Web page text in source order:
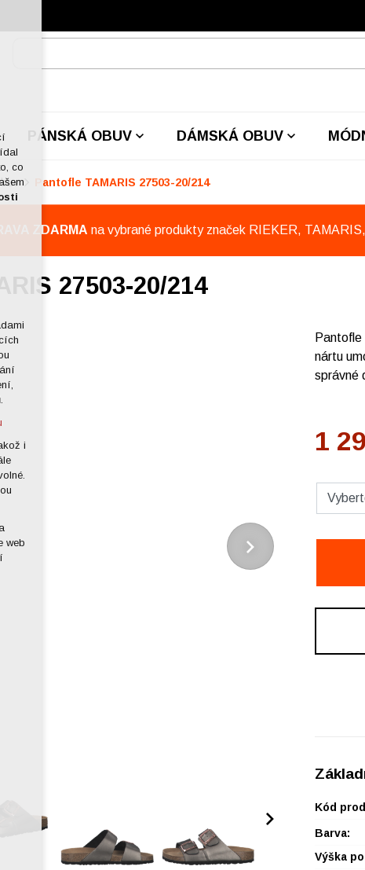
PÁNSKÁ OBUV DÁMSKÁ OBUV
Pantofle TAMARIS 27503-20/214
ZDARMA na vybrané produkty značek RIEKER,
27503-20/214
nártu
správné
1
Kód
Barva:
Výška
co
i
web